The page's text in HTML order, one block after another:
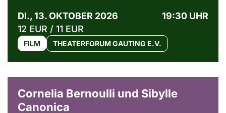
DI., 13. OKTOBER 2026
19:30 UHR
12 EUR / 11 EUR
FILM THEATERFORUM GAUTING E.V.
Cornelia Bernoulli und Sibylle
Canonica